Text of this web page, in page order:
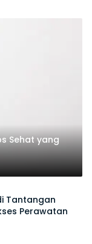
Sehat yang
Tantangan
Perawatan